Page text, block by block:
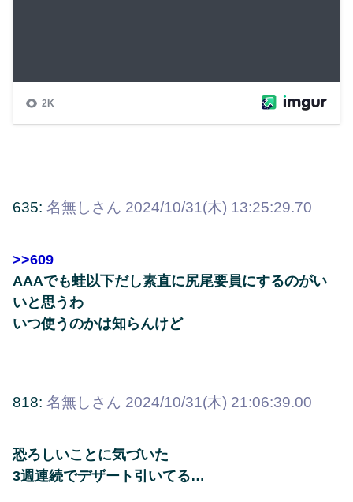
635: 名無しさん 2024/10/31(木) 13:25:29.70
>>609
AAAでも蛙以下だし素直に尻尾要員にするのがい
いと思うわ
いつ使うのかは知らんけど
818: 名無しさん 2024/10/31(木) 21:06:39.00
恐ろしいことに気づいた
3週連続でデザート引いてる…